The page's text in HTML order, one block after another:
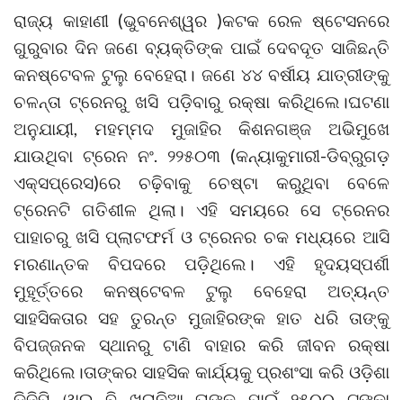
ରାଜ୍ୟ କାହାଣୀ (ଭୁବନେଶ୍ୱର )କଟକ ରେଳ ଷ୍ଟେସନରେ
ଗୁରୁବାର ଦିନ ଜଣେ ବ୍ୟକ୍ତିଙ୍କ ପାଇଁ ଦେବଦୂତ ସାଜିଛନ୍ତି
କନଷ୍ଟେବଳ ଟୁଲୁ ବେହେରା। ଜଣେ ୪୪ ବର୍ଷୀୟ ଯାତ୍ରୀଙ୍କୁ
ଚଳନ୍ତା ଟ୍ରେନରୁ ଖସି ପଡ଼ିବାରୁ ରକ୍ଷା କରିଥିଲେ।ଘଟଣା
ଅନୁଯାୟୀ, ମହମ୍ମଦ ମୁଜାହିର କିଶନଗଞ୍ଜ ଅଭିମୁଖେ
ଯାଉଥିବା ଟ୍ରେନ ନଂ. ୨୨୫୦୩ (କନ୍ୟାକୁମାରୀ-ଡିବ୍ରୁଗଡ଼
ଏକ୍ସପ୍ରେସ)ରେ ଚଢ଼ିବାକୁ ଚେଷ୍ଟା କରୁଥିବା ବେଳେ
ଟ୍ରେନଟି ଗତିଶୀଳ ଥିଲା। ଏହି ସମୟରେ ସେ ଟ୍ରେନର
ପାହାଚରୁ ଖସି ପ୍ଲାଟଫର୍ମ ଓ ଟ୍ରେନର ଚକ ମଧ୍ୟରେ ଆସି
ମରଣାନ୍ତକ ବିପଦରେ ପଡ଼ିଥିଲେ। ଏହି ହୃଦୟସ୍ପର୍ଶୀ
ମୁହୂର୍ତ୍ତରେ କନଷ୍ଟେବଳ ଟୁଲୁ ବେହେରା ଅତ୍ୟନ୍ତ
ସାହସିକତାର ସହ ତୁରନ୍ତ ମୁଜାହିରଙ୍କ ହାତ ଧରି ତାଙ୍କୁ
ବିପଜ୍ଜନକ ସ୍ଥାନରୁ ଟାଣି ବାହାର କରି ଜୀବନ ରକ୍ଷା
କରିଥିଲେ।ତାଙ୍କର ସାହସିକ କାର୍ଯ୍ୟକୁ ପ୍ରଶଂସା କରି ଓଡ଼ିଶା